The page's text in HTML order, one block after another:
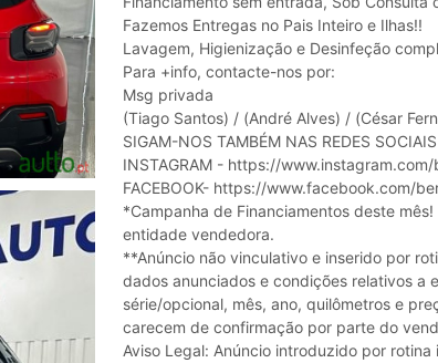
Fazemos Entregas no Pais Inteiro e Ilhas!!
Lavagem, Higienização e Desinfeção
Para +info, contacte-nos por:
Msg privada
(Tiago Santos) / (André Alves) / (César
SIGAM-NOS TAMBÉM NAS REDES
INSTAGRAM - https://
FACEBOOK- https://www.facebook.com/
*Campanha de Financiamentos deste
entidade vendedora.
**Anúncio não vinculativo e inserido por
dados anunciados e condições relativos a
série/opcional, mês, ano, quilômetros e
carecem de confirmação por parte do
Aviso Legal: Anúncio introduzido por rotina